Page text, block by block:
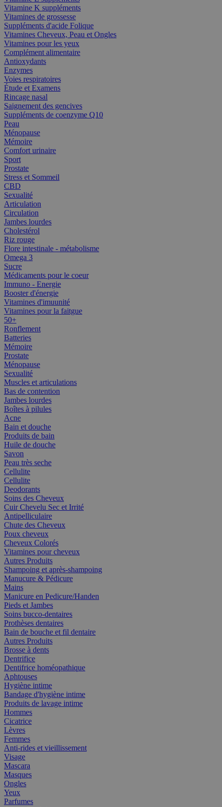
Vitamine K suppléments
Vitamines de grossesse
Suppléments d'acide Folique
Vitamines Cheveux, Peau et Ongles
Vitamines pour les yeux
Complément alimentaire
Antioxydants
Enzymes
Voies respiratoires
Étude et Examens
Rincage nasal
Saignement des gencives
Suppléments de coenzyme Q10
Peau
Ménopause
Mémoire
Comfort urinaire
Sport
Prostate
Stress et Sommeil
CBD
Sexualité
Articulation
Circulation
Jambes lourdes
Cholestérol
Riz rouge
Flore intestinale - métabolisme
Omega 3
Sucre
Médicaments pour le coeur
Immuno - Energie
Booster d'énergie
Vitamines d'imuunité
Vitamines pour la faitgue
50+
Ronflement
Batteries
Mémoire
Prostate
Ménopause
Sexualité
Muscles et articulations
Bas de contention
Jambes lourdes
Boîtes à pilules
Acne
Bain et douche
Produits de bain
Huile de douche
Savon
Peau très seche
Cellulite
Cellulite
Deodorants
Soins des Cheveux
Cuir Chevelu Sec et Irrité
Antipelliculaire
Chute des Cheveux
Poux cheveux
Cheveux Colorés
Vitamines pour cheveux
Autres Produits
Shampoing et après-shampoing
Manucure & Pédicure
Mains
Manicure en Pedicure/Handen
Pieds et Jambes
Soins bucco-dentaires
Prothèses dentaires
Bain de bouche et fil dentaire
Autres Produits
Brosse à dents
Dentrifice
Dentifrice homéopathique
Aphtouses
Hygiène intime
Bandage d'hygiène intime
Produits de lavage intime
Hommes
Cicatrice
Lèvres
Femmes
Anti-rides et vieillissement
Visage
Mascara
Masques
Ongles
Yeux
Parfumes